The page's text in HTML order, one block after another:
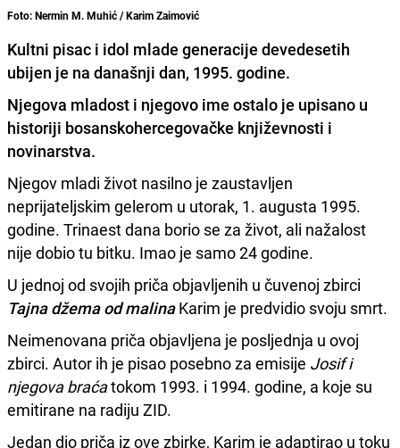
Foto: Nermin M. Muhić / Karim Zaimović
Kultni pisac i idol mlade generacije devedesetih
ubijen je na današnji dan, 1995. godine.
Njegova mladost i njegovo ime ostalo je upisano u
historiji bosanskohercegovačke književnosti i
novinarstva.
Njegov mladi život nasilno je zaustavljen
neprijateljskim gelerom u utorak, 1. augusta 1995.
godine. Trinaest dana borio se za život, ali nažalost
nije dobio tu bitku. Imao je samo 24 godine.
U jednoj od svojih priča objavljenih u čuvenoj zbirci
Tajna džema od malinaKarim je predvidio svoju smrt.
Neimenovana priča objavljena je posljednja u ovoj
zbirci. Autor ih je pisao posebno za emisije Josif i
njegova braćatokom 1993. i 1994. godine, a koje su
emitirane na radiju ZID.
Jedan dio priča iz ove zbirke, Karim je adaptirao u toku